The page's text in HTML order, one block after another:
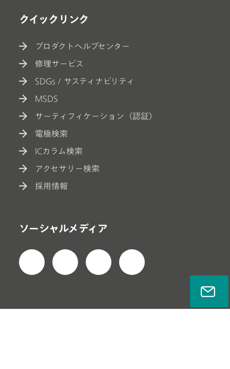
クイックリンク
プロダクトヘルプセンター
修理サービス
SDGs / サスティナビリティ
MSDS
サーティフィケーション（認証）
電極検索
ICカラム検索
アクセサリー検索
採用情報
ソーシャルメディア